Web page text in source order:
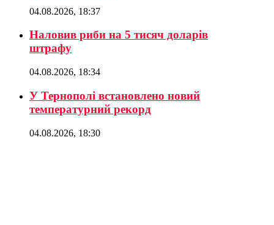
04.08.2026, 18:37
Наловив риби на 5 тисяч доларів
штрафу
04.08.2026, 18:34
У Тернополі встановлено новий
температурний рекорд
04.08.2026, 18:30